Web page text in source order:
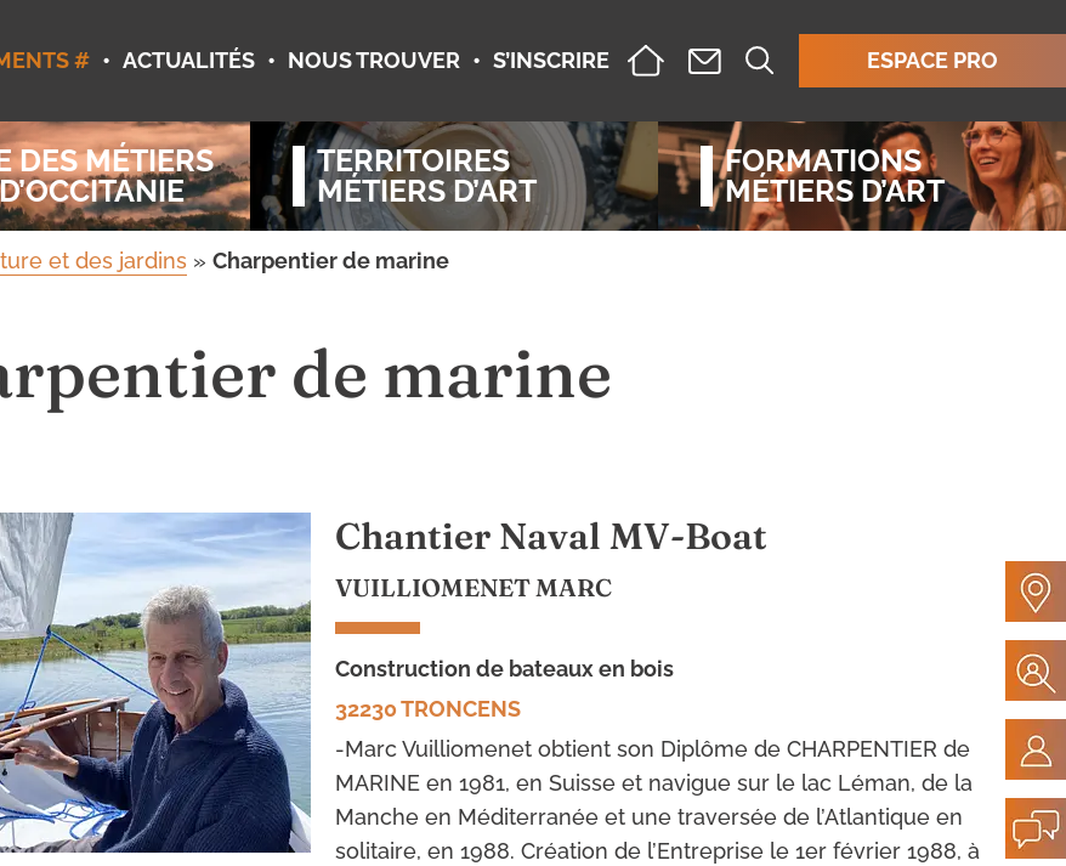
# • ACTUALITÉS • NOUS TROUVER • S’INSCRIRE ESPACE PRO
DES MÉTIERS
TERRITOIRES
MÉTIERS D’ART
FORMATIONS
MÉTIERS D’ART
et des jardins »Charpentier de marine
de marine
Chantier Naval MV-Boat
VUILLIOMENET MARC
construction de bateaux en bois
32230 TRONCENS
-Marc Vuilliomenet obtient son Diplôme de CHARPENTIER de
MARINE en 1981, en Suisse et navigue sur le lac Léman, de la
Manche en Méditerranée et une traversée de l’Atlantique en
solitaire, en 1988. Création de l’Entreprise le 1er février 1988, à